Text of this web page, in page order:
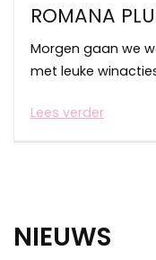
ROMANA
Morgen gaan we
met leuke
Lees verder
NIEUWS